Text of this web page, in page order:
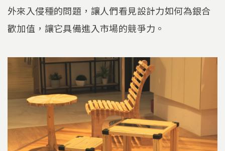
外來入侵種的問題，讓人們看見設計力如何為銀合
歡加值，讓它具備進入市場的競爭力。